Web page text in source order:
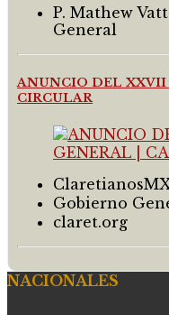
P. Mathew
General
ANUNCIO DEL XXVII
CIRCULAR
Gobierno
claret.org
NACIONALES